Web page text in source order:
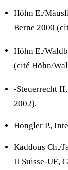
Höhn E./
Berne 2000
Höhn E./
(cité Höhn/
-Steuerrecht
2002).
Hongler P.,
Kaddous Ch./
II Suisse-UE,